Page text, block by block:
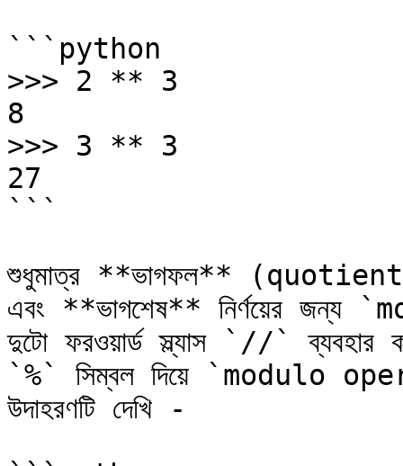
```python
>>> 2 ** 3
8
>>> 3 ** 3
27
```
শুধুমাত্র **ভাগফল**
এবং **ভাগশেষ** নির্ণয়ের জন্য
দুটো ফরওয়ার্ড স্ল্যাস `//`
`%` সিম্বল দিয়ে `modulo
উদাহরণটি দেখি -